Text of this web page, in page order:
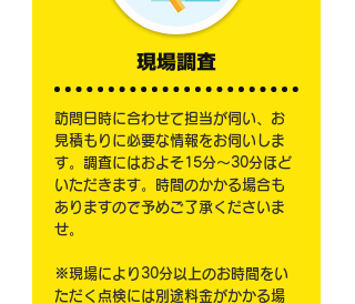
現場調査
訪問日時に合わせて担当が伺い、お
見積もりに必要な情報をお伺いしま
す。調査にはおよそ15分～30分ほど
いただきます。時間のかかる場合も
ありますので予めご了承くださいま
せ。
​※現場により30分以上のお時間をい
ただく点検には別途料金がかかる場